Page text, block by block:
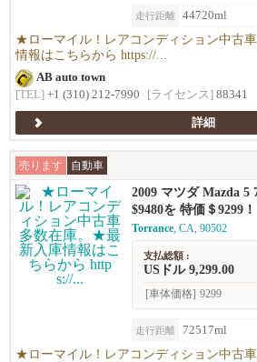
走行距離 44720ml
★ローマイル！レアコンディション中古
情報はこちらから https://...
AB auto town
[TEL] +1 (310) 212-7990 [ライセンス] 88341
詳細
売ります 自動車
2009 マツダ Mazda 5
$9480を 特価＄9299！
Torrance, CA, 90502
支払総額 :
USドル 9,299.00
[車体価格] 9299
走行距離 72517ml
★ローマイル！レアコンディション中古